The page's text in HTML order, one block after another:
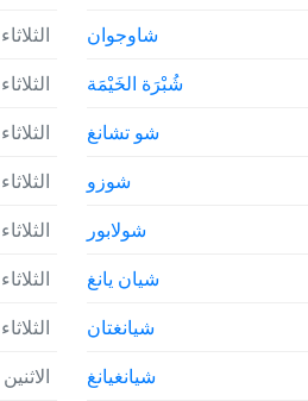
الثلاثاء
الثلاثاء
الثلاثاء
الثلاثاء
الثلاثاء
الثلاثاء
الثلاثاء
الاثنين
شاوجوان
شُبْرَة الخَيْمَة
شو تشانغ
شوزو
شولابور
شيان يانغ
شيانغتان
شيانغيانغ